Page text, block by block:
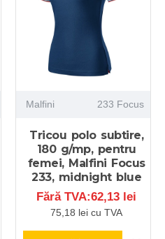
Malfini 233 Focus
Tricou polo subtire,
180 g/mp, pentru
femei, Malfini Focus
233, midnight blue
Fără TVA:62,13 lei
75,18 lei cu TVA